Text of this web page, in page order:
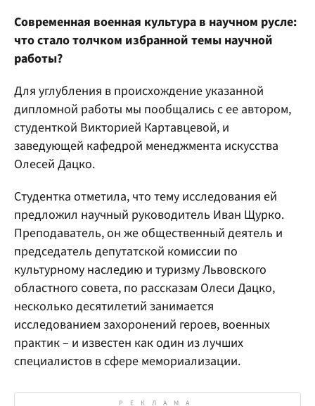
Современная военная культура в научном русле:
что стало толчком избранной темы научной
работы?
Для углубления в происхождение указанной
дипломной работы мы пообщались с ее автором,
студенткой Викторией Картавцевой, и
заведующей кафедрой менеджмента искусства
Олесей Дацко.
Студентка отметила, что тему исследования ей
предложил научный руководитель Иван Щурко.
Преподаватель, он же общественный деятель и
председатель депутатской комиссии по
культурному наследию и туризму Львовского
областного совета, по рассказам Олеси Дацко,
несколько десятилетий занимается
исследованием захоронений героев, военных
практик – и известен как один из лучших
специалистов в сфере мемориализации.